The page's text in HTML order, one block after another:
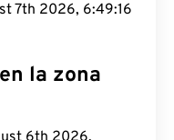
7th 2026, 6:49:17
la zona